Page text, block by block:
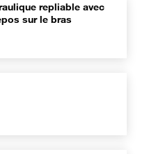
repliable avec
sur le bras